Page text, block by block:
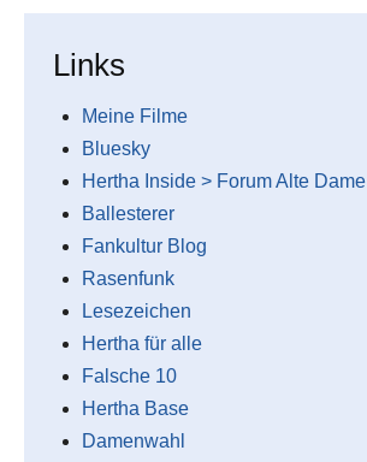
Links
Meine Filme
Bluesky
Hertha Inside > Forum Alte Dame
Ballesterer
Fankultur Blog
Rasenfunk
Lesezeichen
Hertha für alle
Falsche 10
Hertha Base
Damenwahl